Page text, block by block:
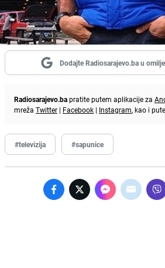
Dodajte Radiosarajevo.ba u
Radiosarajevo.bapratite putem aplikacije za
mreža Twitter | Facebook | Instagram, kao i
#televizija #sapunice